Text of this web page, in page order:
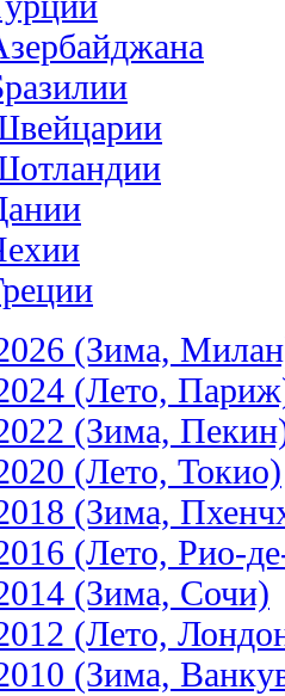
(Зима,
(Лето,
(Зима,
(Лето, Токио)
(Зима,
(Лето, Рио-
(Зима, Сочи)
(Лето,
(Зима,